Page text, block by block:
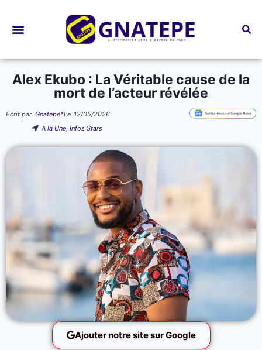
Alex Ekubo : La Véritable cause de la
mort de l’acteur révélée
Ecrit par Gnatepe*Le 12/05/2026
A la Une,Infos Stars
Ajouter notre site sur Google